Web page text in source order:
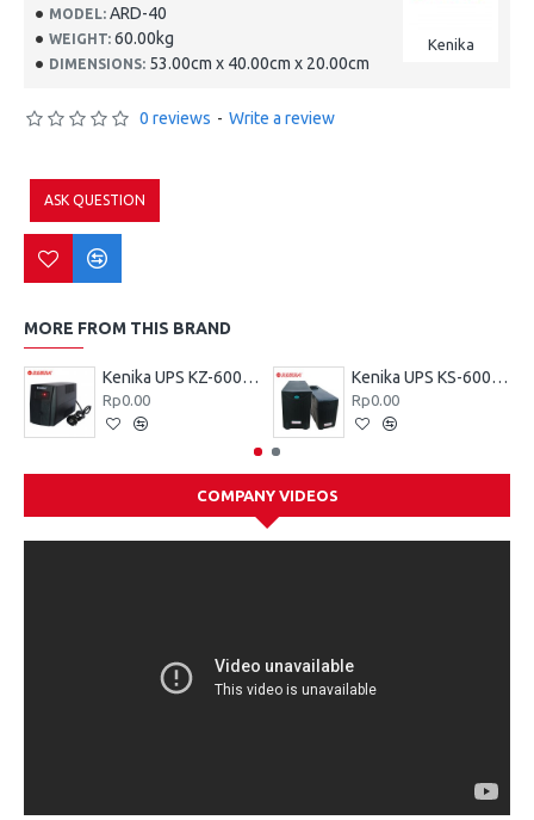
MODEL: ARD-40
WEIGHT: 60.00kg
DIMENSIONS: 53.00cm x 40.00cm x 20.00cm
Kenika
0 reviews - Write a review
ASK QUESTION
MORE FROM THIS BRAND
Kenika UPS KZ-600 VA
Rp0.00
Kenika UPS KS-600 VA
Rp0.00
COMPANY VIDEOS